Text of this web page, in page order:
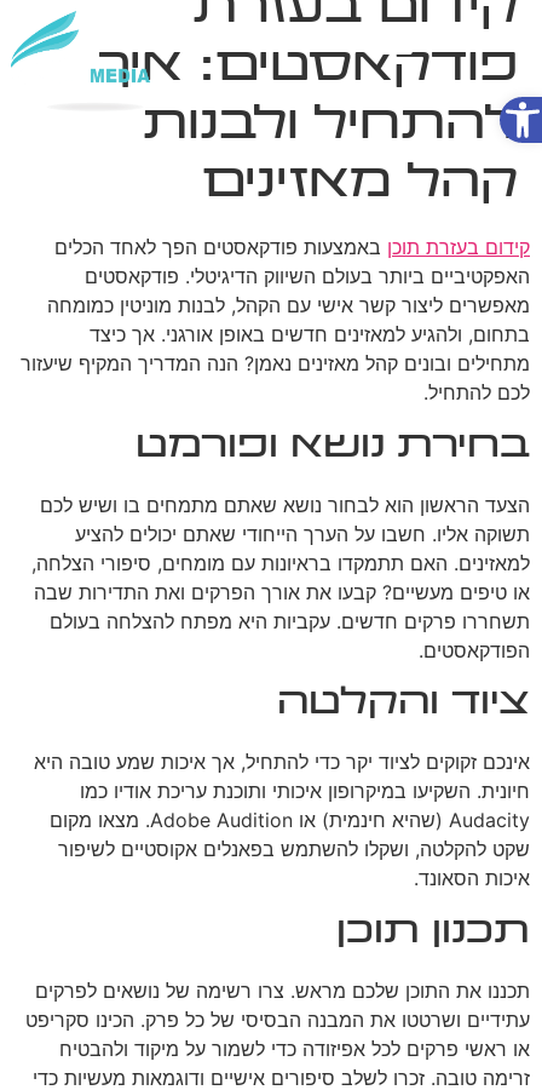
פתח סרגל נגישות
פודקאסטים: איך
להתחיל ולבנות
קהל מאזינים
קידום בעזרת תוכן באמצעות פודקאסטים הפך לאחד הכלים
האפקטיביים ביותר בעולם השיווק הדיגיטלי. פודקאסטים
מאפשרים ליצור קשר אישי עם הקהל, לבנות מוניטין כמומחה
בתחום, ולהגיע למאזינים חדשים באופן אורגני. אך כיצד
מתחילים ובונים קהל מאזינים נאמן? הנה המדריך המקיף שיעזור
לכם להתחיל.
בחירת נושא ופורמט
הצעד הראשון הוא לבחור נושא שאתם מתמחים בו ושיש לכם
תשוקה אליו. חשבו על הערך הייחודי שאתם יכולים להציע
למאזינים. האם תתמקדו בראיונות עם מומחים, סיפורי הצלחה,
או טיפים מעשיים? קבעו את אורך הפרקים ואת התדירות שבה
תשחררו פרקים חדשים. עקביות היא מפתח להצלחה בעולם
הפודקאסטים.
ציוד והקלטה
אינכם זקוקים לציוד יקר כדי להתחיל, אך איכות שמע טובה היא
חיונית. השקיעו במיקרופון איכותי ותוכנת עריכת אודיו כמו
Audacity (שהיא חינמית) או Adobe Audition. מצאו מקום
שקט להקלטה, ושקלו להשתמש בפאנלים אקוסטיים לשיפור
איכות הסאונד.
תכנון תוכן
תכננו את התוכן שלכם מראש. צרו רשימה של נושאים לפרקים
עתידיים ושרטטו את המבנה הבסיסי של כל פרק. הכינו סקריפט
או ראשי פרקים לכל אפיזודה כדי לשמור על מיקוד ולהבטיח
זרימה טובה. זכרו לשלב סיפורים אישיים ודוגמאות מעשיות כדי